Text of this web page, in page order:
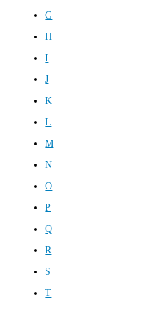
G
H
I
J
K
L
M
N
O
P
Q
R
S
T